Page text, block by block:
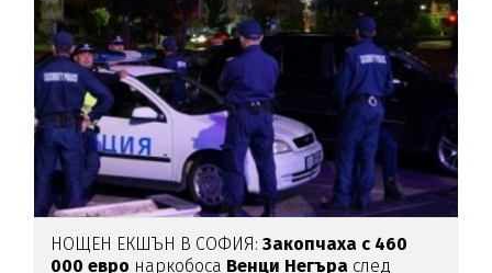
НОЩЕН ЕКШЪН В СОФИЯ:Закопчаха с 460
000 евро наркобоса Венци Негъра след